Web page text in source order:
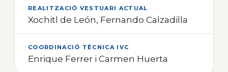
REALITZACIÓ VESTUARI ACTUAL
Xochitl de León, Fernando Calzadilla
COORDINACIÓ TÈCNICA IVC
Enrique Ferrer i Carmen Huerta